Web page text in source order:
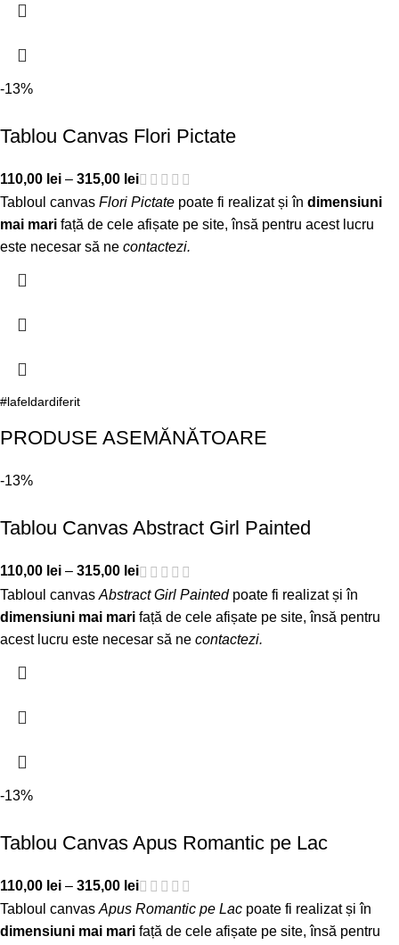
-13%
Tablou Canvas Flori Pictate
110,00 lei – 315,00 lei
Tabloul canvas Flori Pictate poate fi realizat și în dimensiuni
mai mari față de cele afișate pe site, însă pentru acest lucru
este necesar să ne contactezi.
#lafeldardiferit
PRODUSE ASEMĂNĂTOARE
-13%
Tablou Canvas Abstract Girl Painted
110,00 lei – 315,00 lei
Tabloul canvas Abstract Girl Paintedpoate fi realizat și în
dimensiuni mai mari față de cele afișate pe site, însă pentru
acest lucru este necesar să ne contactezi.
-13%
Tablou Canvas Apus Romantic pe Lac
110,00 lei – 315,00 lei
Tabloul canvas Apus Romantic pe Lac poate fi realizat și în
dimensiuni mai mari față de cele afișate pe site, însă pentru